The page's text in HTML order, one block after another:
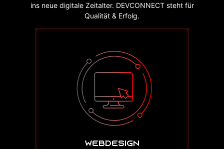
ins neue digitale Zeitalter. DEVCONNECT steht für
Qualität & Erfolg.
WEBDESIGN